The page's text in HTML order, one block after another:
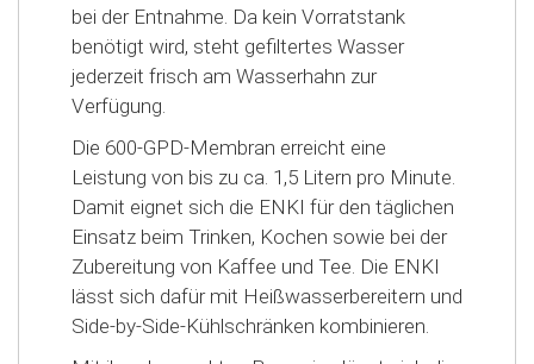
bei der Entnahme. Da kein Vorratstank
benötigt wird, steht gefiltertes Wasser
jederzeit frisch am Wasserhahn zur
Verfügung.
Die 600-GPD-Membran erreicht eine
Leistung von bis zu ca. 1,5 Litern pro Minute.
Damit eignet sich die ENKI für den täglichen
Einsatz beim Trinken, Kochen sowie bei der
Zubereitung von Kaffee und Tee. Die ENKI
lässt sich dafür mit Heißwasserbereitern und
Side-by-Side-Kühlschränken kombinieren.